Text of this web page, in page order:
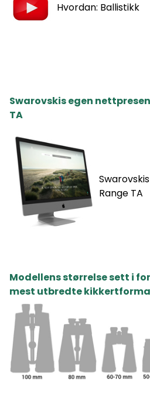
Hvordan: Ballistikk
Swarovskis egen
TA
Range TA
Modellens størrelse sett i
mest utbredte